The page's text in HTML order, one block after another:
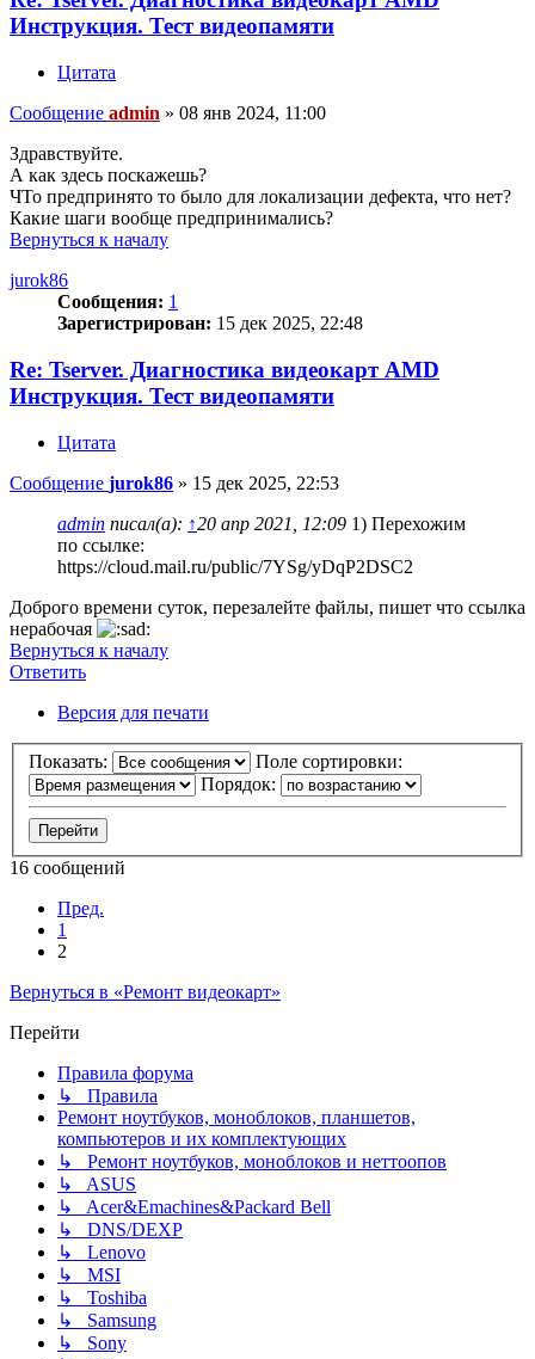
Инструкция. Тест видеопамяти
Цитата
Сообщение admin » 08 янв 2024, 11:00
Здравствуйте.
А как здесь поскажешь?
ЧТо предпринято то было для локализации дефекта, что нет?
Какие шаги вообще предпринимались?
Вернуться к началу
jurok86
Сообщения: 1
Зарегистрирован: 15 дек 2025, 22:48
Re: Tserver. Диагностика видеокарт AMD
Инструкция. Тест видеопамяти
Цитата
Сообщение jurok86 » 15 дек 2025, 22:53
admin писал(а): ↑20 апр 2021, 12:09 1) Перехожим
по ссылке:
https://cloud.mail.ru/public/7YSg/yDqP2DSC2
Доброго времени суток, перезалейте файлы, пишет что ссылка
нерабочая
Вернуться к началу
Ответить
Ответить
Версия для печати
Показать:
Поле сортировки:
Порядок:
16 сообщений
Пред.
1
2
Вернуться в «Ремонт видеокарт»
Перейти
Правила форума
↳ Правила
Ремонт ноутбуков, моноблоков, планшетов,
компьютеров и их комплектующих
↳ Ремонт ноутбуков, моноблоков и неттоопов
↳ ASUS
↳ Acer&Emachines&Packard Bell
↳ DNS/DEXP
↳ Lenovo
↳ MSI
↳ Toshiba
↳ Samsung
↳ Sony